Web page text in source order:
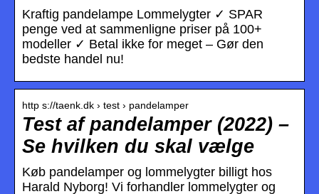
Kraftig pandelampe Lommelygter ✓ SPAR
penge ved at sammenligne priser på 100+
modeller ✓ Betal ikke for meget – Gør den
bedste handel nu!
http s://taenk.dk › test › pandelamper
Test af pandelamper (2022) –
Se hvilken du skal vælge
Køb pandelamper og lommelygter billigt hos
Harald Nyborg! Vi forhandler lommelygter og